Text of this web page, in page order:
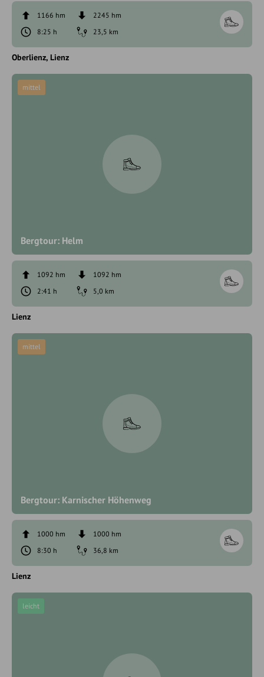
1166 hm
2245 hm
8:25 h
23,5 km
Oberlienz Lienz
Bergtour: Helm
mittel
1092 hm
1092 hm
2:41 h
5,0 km
Lienz
Bergtour: Karnischer Höhenweg
mittel
1000 hm
1000 hm
8:30 h
36,8 km
Lienz
leicht